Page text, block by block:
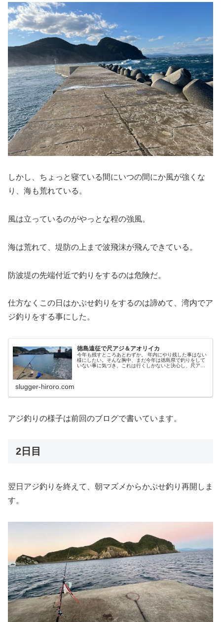
しかし、ちょっと寝ている間にいつの間にか風が強くな
り、海も荒れている。
風は立っているのがやっとな程の強風。
海は荒れて、堤防の上まで波飛沫が飛んできている。
防波堤の先端付近で釣りをするのは危険だ。
仕方なくこの日はかぶせ釣りをするのは諦めて、湾内でア
ジ釣りをする事にした。
徳島遠征で尺アジ＆アオリイカ
今年も残すところあとわずか。 年内にやり残した事はない
様にしたい。そんな胸中、まだ今年は徳島県で釣りをして
いない事に気づき、これは行くしかないと決心し、尺アジ
slugger-hiroro.com
アジ釣りの様子は前回のブログで書いています。
2日目
翌日アジ釣りを終えて、朝マズメからかぶせ釣り再開しま
す。